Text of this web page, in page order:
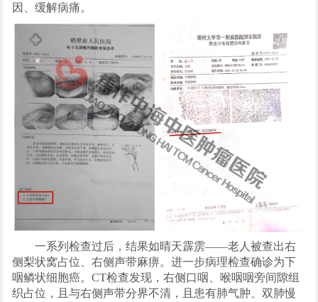
因、缓解病痛。
一系列检查过后，结果如晴天霹雳——老人被查出右
侧梨状窝占位、右侧声带麻痹。进一步病理检查确诊为下
咽鳞状细胞癌。CT检查发现，右侧口咽、喉咽咽旁间隙组
织占位，且与右侧声带分界不清，且患有肺气肿、双肺慢